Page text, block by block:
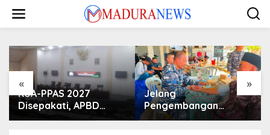
konten
« »
KUA-PPAS 2027
Disepakati, APBD
Sampang Defisit Rp
Jelang
Pengembangan
Lapangan Hidayah,